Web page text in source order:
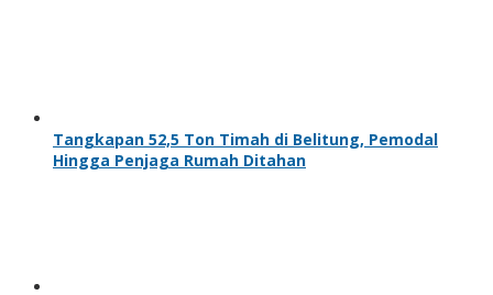
Tangkapan 52,5 Ton Timah di Belitung, Pemodal
Hingga Penjaga Rumah Ditahan